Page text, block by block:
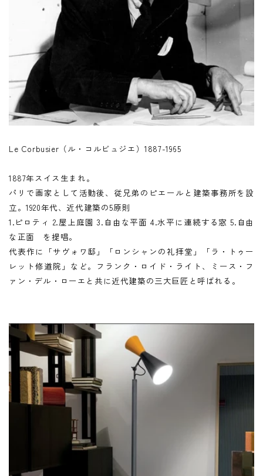
Le Corbusier（ル・コルビュジエ）1887-1965
1887年スイス生まれ。
パリで画家として活動後、従兄弟のピエールと建築事務所を設
立。1920年代、近代建築の5原則
1.ピロティ 2.屋上庭園 3.自由な平面 4.水平に連続する窓 5.自由
な正面 を提唱。
代表作に「サヴォワ邸」「ロンシャンの礼拝堂」「ラ・トゥー
レット修道院」など。フランク・ロイド・ライト、ミース・フ
ァン・デル・ローエと共に近代建築の三大巨匠と呼ばれる。